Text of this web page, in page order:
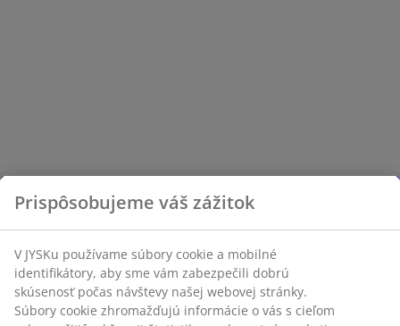
Prispôsobujeme váš zážitok
V JYSKu používame súbory cookie a mobilné
identifikátory, aby sme vám zabezpečili dobrú
skúsenosť počas návštevy našej webovej stránky.
Súbory cookie zhromažďujú informácie o vás s cieľom